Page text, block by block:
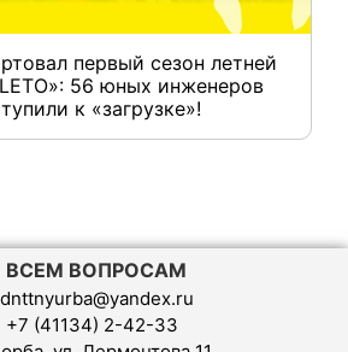
первый сезон летней
56 юных инженеров
к «загрузке»!
ВСЕМ ВОПРОСАМ
+7 (41134) 2-42-33